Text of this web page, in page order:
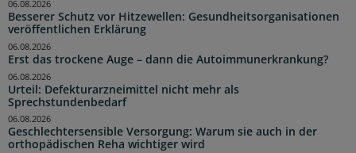
Besserer Schutz vor Hitzewellen: Gesundheitsorganisationen
veröffentlichen Erklärung
06.08.2026
Erst das trockene Auge – dann die Autoimmunerkrankung?
06.08.2026
Urteil: Defekturarzneimittel nicht mehr als
Sprechstundenbedarf
06.08.2026
Geschlechtersensible Versorgung: Warum sie auch in der
orthopädischen Reha wichtiger wird
06.08.2026